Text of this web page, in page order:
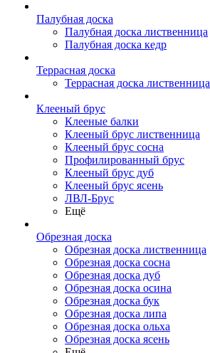
Палубная доска
Палубная доска лиственница
Палубная доска кедр
Террасная доска
Террасная доска лиственница
Клееный брус
Клееные балки
Клееный брус лиственница
Клееный брус сосна
Профилированный брус
Клееный брус дуб
Клееный брус ясень
ЛВЛ-Брус
Ещё
Обрезная доска
Обрезная доска лиственница
Обрезная доска сосна
Обрезная доска дуб
Обрезная доска осина
Обрезная доска бук
Обрезная доска липа
Обрезная доска ольха
Обрезная доска ясень